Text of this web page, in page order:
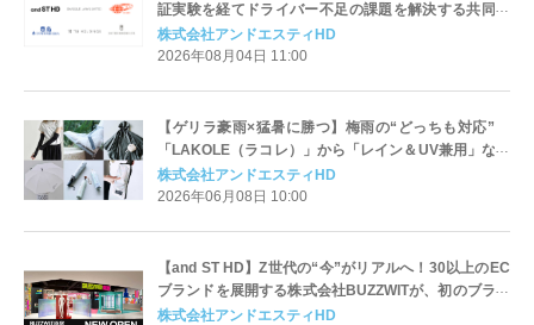
証実験を経てドライバー不足の課題を解決する共同輸
送スキームを構築
株式会社アンドエスティHD
2026年08月04日 11:00
【ゲリラ豪雨×猛暑に勝つ】梅雨の“どっちも対応”
「LAKOLE（ラコレ）」から「レイン＆UV兼用」など
タイパ優秀グッズ50種が登場！
株式会社アンドエスティHD
2026年06月08日 10:00
【and ST HD】Z世代の“今”がリアルへ！30以上のEC
ブランドを展開する株式会社BUZZWITが、初のブラン
ド複合ショップ 「BUZZWIT原宿」を3月14日（土）に
株式会社アンドエスティHD